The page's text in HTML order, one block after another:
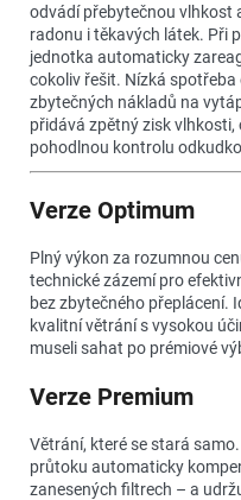
odvádí přebytečnou vlhkost
radonu i těkavých látek. Při
jednotka automaticky
cokoliv řešit. Nízká
zbytečných nákladů na
přidává zpětný zisk
pohodlnou kontrolu
Verze Optimum
Plný výkon za rozumnou
technické zázemí pro
bez zbytečného přeplácení.
kvalitní větrání s vysokou
museli sahat po prémiové
Verze Premium
Větrání, které se stará
průtoku automaticky
zanesených filtrech – a